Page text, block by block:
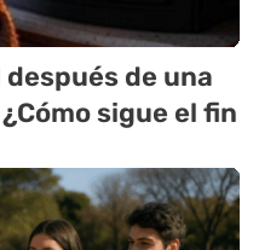
de una
sigue el fin